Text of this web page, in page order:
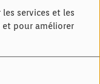
services et les
pour améliorer